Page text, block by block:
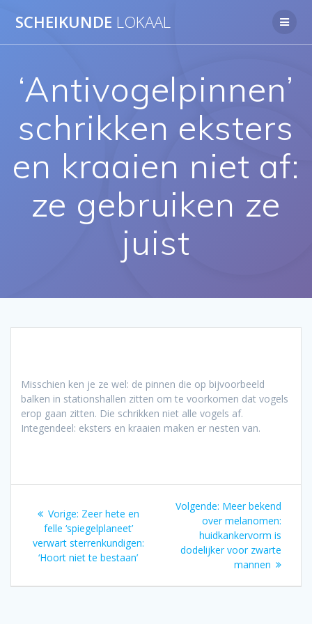
naar
SCHEIKUNDE LOKAAL
‘Antivogelpinnen’
schrikken eksters
en kraaien niet af:
ze gebruiken ze
juist
Misschien ken je ze wel: de pinnen die op bijvoorbeeld
balken in stationshallen zitten om te voorkomen dat vogels
erop gaan zitten. Die schrikken niet alle vogels af.
Integendeel: eksters en kraaien maken er nesten van.
navigatie
Vorige: Vorig
bericht:
Zeer hete en
felle ‘spiegelplaneet’
verwart sterrenkundigen:
‘Hoort niet te bestaan’
Volgende: Volgend
bericht:
Meer bekend
over melanomen:
huidkankervorm is
dodelijker voor zwarte
mannen